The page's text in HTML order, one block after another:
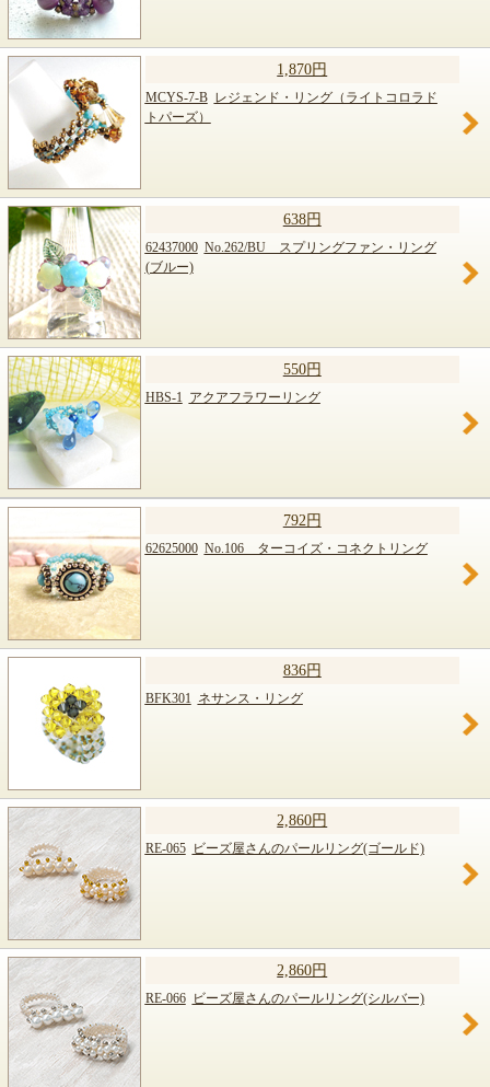
1,870円
MCYS-7-B レジェンド・リング（ライトコロラド
トパーズ）
638円
62437000 No.262/BU スプリングファン・リング
(ブルー)
550円
HBS-1 アクアフラワーリング
792円
62625000 No.106 ターコイズ・コネクトリング
836円
BFK301 ネサンス・リング
2,860円
RE-065 ビーズ屋さんのパールリング(ゴールド)
2,860円
RE-066 ビーズ屋さんのパールリング(シルバー)